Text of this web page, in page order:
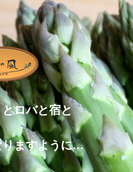
ロバと宿と
りますように…